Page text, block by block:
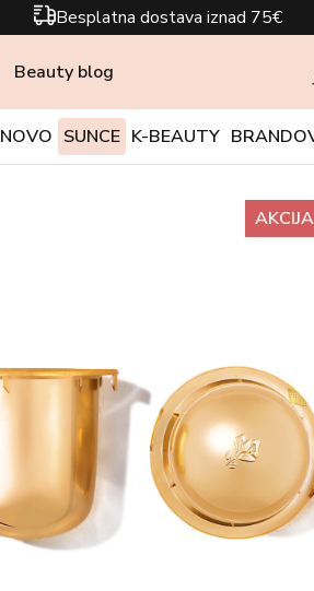
Besplatna dostava iznad 75€
Beauty blog
NOVO SUNCE K-BEAUTY
AKCIJA